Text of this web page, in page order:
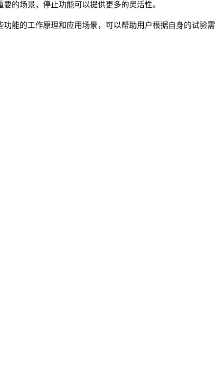
的场景，停止功能可以提供更多的灵活性。
能的工作原理和应用场景，可以帮助用户根据自身的试验需